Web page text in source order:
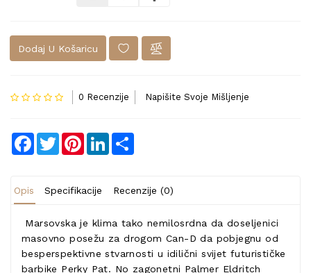
Dodaj U Košaricu
0 Recenzije Napišite Svoje Mišljenje
Facebook
TwitterPinterestLinkedIn
Opis Specifikacije Recenzije (0)
Marsovska je klima tako nemilosrdna da doseljenici
masovno posežu za drogom Can-D da pobjegnu od
besperspektivne stvarnosti u idilični svijet futurističke
barbike Perky Pat. No zagonetni Palmer Eldritch